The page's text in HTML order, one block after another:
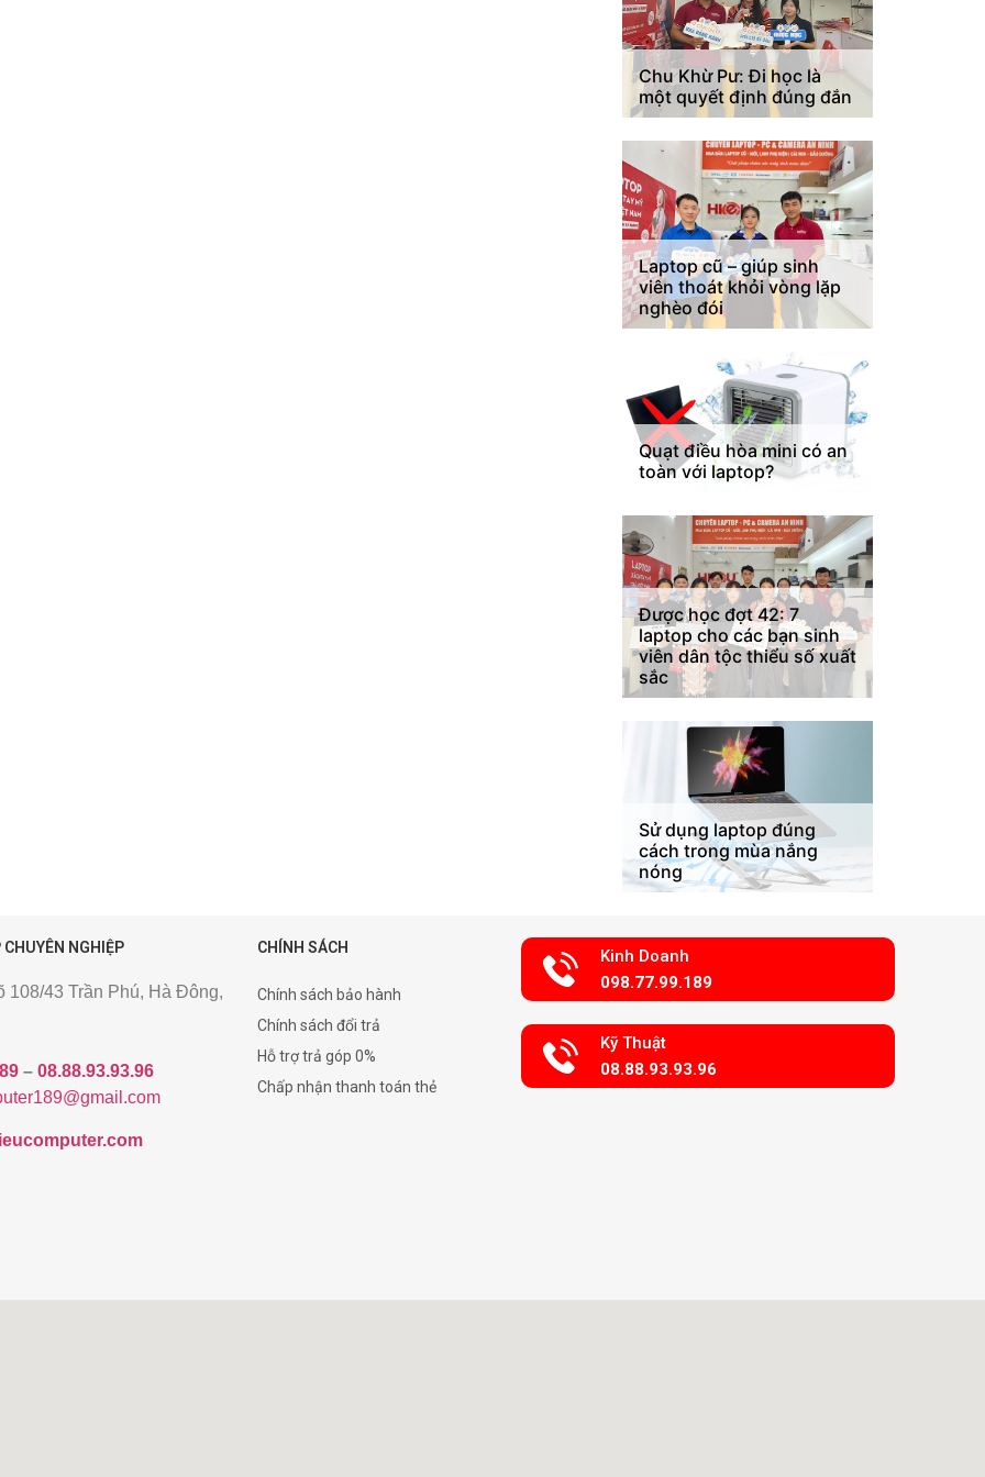
Chu Khừ Pư: Đi học là
một quyết định đúng đắn
Laptop cũ – giúp sinh
viên thoát khỏi vòng lặp
nghèo đói
Quạt điều hòa mini có an
toàn với laptop?
Được học đợt 42: 7
laptop cho các bạn sinh
viên dân tộc thiểu số xuất
sắc
Sử dụng laptop đúng
cách trong mùa nắng
nóng
NGHIỆP
108/43 Trần Phú, Hà Đông,
– 08.88.93.93.96
CHÍNH SÁCH
Chính sách bảo hành
Chính sách đổi trả
Hỗ trợ trả góp 0%
Chấp nhận thanh toán thẻ
Kinh Doanh
098.77.99.189
Kỹ Thuật
08.88.93.93.96